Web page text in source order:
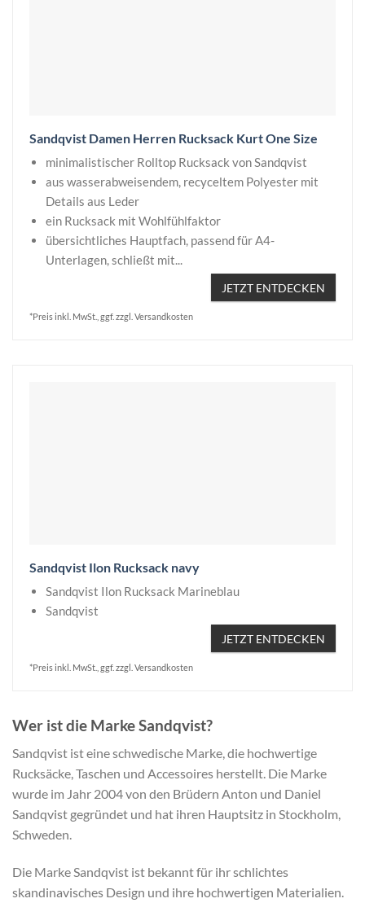
Sandqvist Damen Herren Rucksack Kurt One Size
minimalistischer Rolltop Rucksack von Sandqvist
aus wasserabweisendem, recyceltem Polyester mit
Details aus Leder
ein Rucksack mit Wohlfühlfaktor
übersichtliches Hauptfach, passend für A4-
Unterlagen, schließt mit...
JETZT ENTDECKEN
*Preis inkl. MwSt., ggf. zzgl. Versandkosten
Sandqvist Ilon Rucksack navy
Sandqvist Ilon Rucksack Marineblau
Sandqvist
JETZT ENTDECKEN
*Preis inkl. MwSt., ggf. zzgl. Versandkosten
Wer ist die Marke Sandqvist?
Sandqvist ist eine schwedische Marke, die hochwertige
Rucksäcke, Taschen und Accessoires herstellt. Die Marke
wurde im Jahr 2004 von den Brüdern Anton und Daniel
Sandqvist gegründet und hat ihren Hauptsitz in Stockholm,
Schweden.
Die Marke Sandqvist ist bekannt für ihr schlichtes
skandinavisches Design und ihre hochwertigen Materialien.